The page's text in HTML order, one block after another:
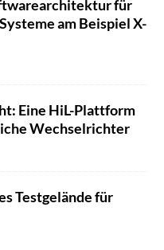
für
am Beispiel X-
Eine HiL-Plattform
Wechselrichter
Testgelände für